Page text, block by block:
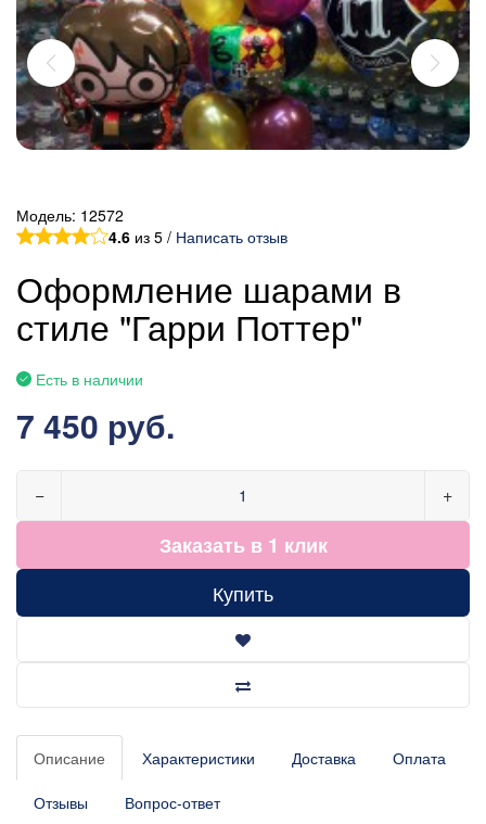
Модель: 12572
4.6 из 5 / Написать отзыв
Оформление шарами в
стиле "Гарри Поттер"
Есть в наличии
7 450 руб.
− +
Заказать в 1 клик
Купить
Описание Характеристики Доставка Оплата
Отзывы Вопрос-ответ